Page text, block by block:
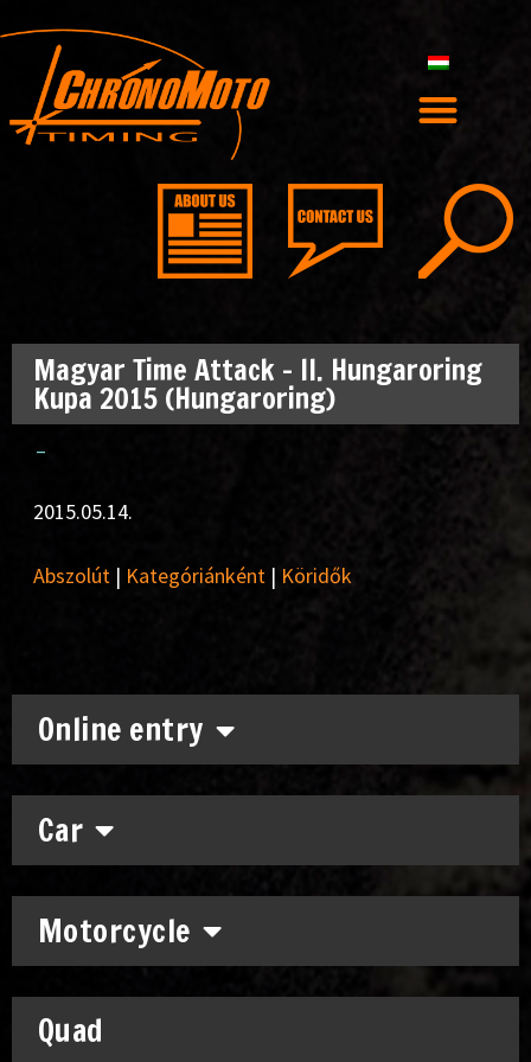
Online entry
Car
Motorcycle
Quad
Magyar Time Attack – II. Hungaroring
Kupa 2015 (Hungaroring)
–
2015.05.14.
Abszolút | Kategóriánként | Köridők